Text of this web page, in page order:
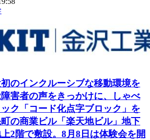
初のインクルーシブな移動環境を
害者の声をきっかけに、しゃべ
ク「コード化点字ブロック」を
の商業ビル「楽天地ビル」地下
2階で敷設。8月8日は体験会を開